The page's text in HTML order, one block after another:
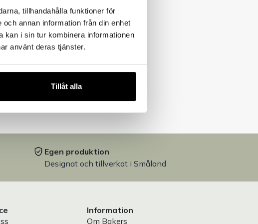
tillhandahålla funktioner för
annan information från din enhet
kan i sin tur kombinera informationen
använt deras tjänster.
Tillåt alla
Egen produktion
Designat och tillverkat i Småland
Information
Om Bakers